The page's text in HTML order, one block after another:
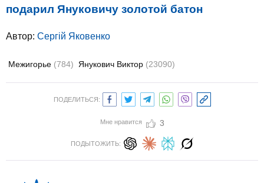
подарил Януковичу золотой батон
Автор: Сергій Яковенко
Межигорье (784) Янукович Виктор (23090)
ПОДЕЛИТЬСЯ:
Мне нравится 3
ПОДЫТОЖИТЬ: